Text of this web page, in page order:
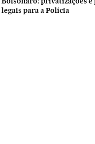
legais para a Polícia